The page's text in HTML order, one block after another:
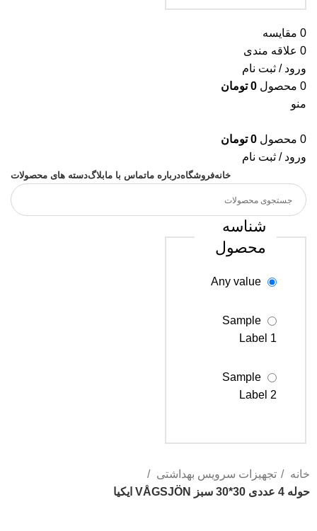
0 مقایسه
0 علاقه مندی
ورود / ثبت نام
0 محصول 0 تومان
منو
0 محصول 0 تومان
ورود / ثبت نام
خانهفروشگاهدرباره ماتماس با مابلاگدسته های محصولات
شناسه
محصول
Sample
Label 1
Sample
Label 2
خانه
تجهیزات سرویس بهداشتی
حوله 4 عددی 30*30 سبز VÅGSJÖN ايكيا